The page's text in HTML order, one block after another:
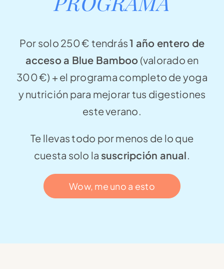
Por solo 250 € tendrás1 año entero de
acceso a Blue Bamboo (valorado en
300 €) + el programa completo de yoga
y nutrición para mejorar tus digestiones
este verano.
Te llevas todo por menos de lo que
cuesta solo la suscripción anual.
Wow, me uno a esto